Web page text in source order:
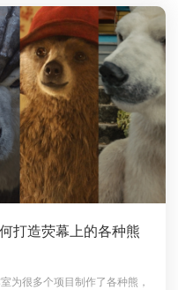
打造荧幕上的各种熊
为很多个项目制作了各种熊，